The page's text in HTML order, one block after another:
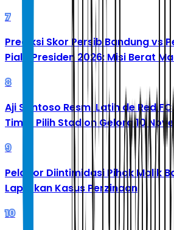
7
Prediksi Skor Persib Bandung vs
Piala Presiden 2026: Misi Berat
8
Aji Santoso Resmi Latih de Red
Timur Pilih Stadion Gelora 10
9
Pelapor Diintimidasi Pihak Malik
Laporkan Kasus Perzinaan
10